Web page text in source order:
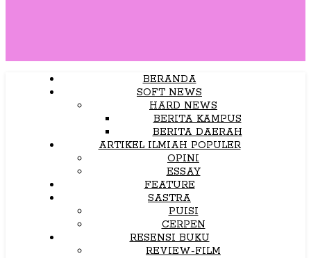
BERANDA
SOFT NEWS
HARD NEWS
BERITA KAMPUS
BERITA DAERAH
ARTIKEL ILMIAH POPULER
OPINI
ESSAY
FEATURE
SASTRA
PUISI
CERPEN
RESENSI BUKU
REVIEW-FILM